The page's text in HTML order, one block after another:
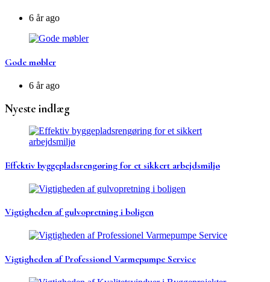
6 år ago
Gode møbler
6 år ago
Nyeste indlæg
Effektiv byggepladsrengøring for et sikkert arbejdsmiljø
Vigtigheden af gulvopretning i boligen
Vigtigheden af Professionel Varmepumpe Service